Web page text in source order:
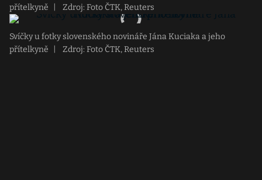
přítelkyně
Zdroj: Foto ČTK, Reuters
Svíčky u fotky slovenského novináře Jána Kuciaka a jeho
přítelkyně
Zdroj: Foto ČTK, Reuters